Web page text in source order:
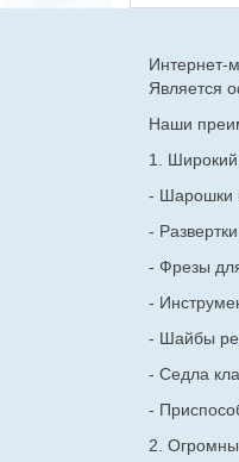
Интернет-
Является
Наши
1. Широкий
- Шарошки
-
- Фрезы
-
- Шайбы
- Седла
-
2.